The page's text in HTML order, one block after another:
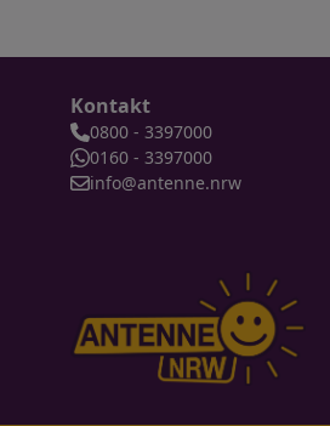
Kontakt
0800 - 3397000
0160 - 3397000
info@antenne.nrw